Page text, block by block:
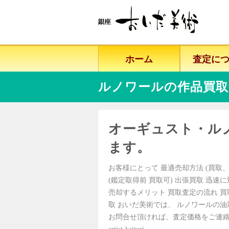
ホーム 査定に
ルノワールの作品買
オーギュスト・ル
ます。
お客様にとって 最適売却方法 (買取
(鑑定取得前 買取可) 出張買取 迅速
売却するメリット 買取査定の流れ
取 おいだ美術では、 ルノワールの
お問合せ頂ければ、査定価格をご連